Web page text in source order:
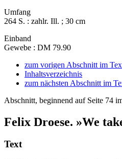
Umfang
264 S. : zahlr. Ill. ; 30 cm
Einband
Gewebe : DM 79.90
zum vorigen Abschnitt im
Inhaltsverzeichnis
zum nächsten Abschnitt im
Abschnitt, beginnend auf Seite 74
Felix Droese. »We
Text